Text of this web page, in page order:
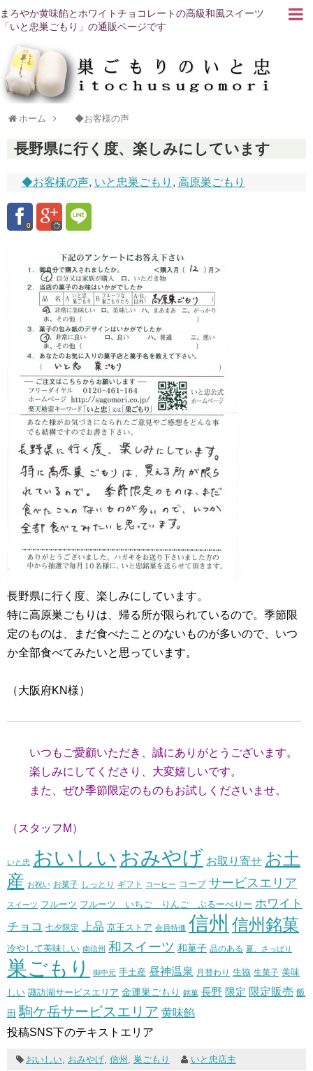
まろやか黄味餡とホワイトチョコレートの高級和風スイーツ
「いと忠巣ごもり」の通販ページです
ホーム ◆お客様の声
長野県に行く度、楽しみにしています
◆お客様の声, いと忠巣ごもり , 高原巣ごもり
0
長野県に行く度、楽しみにしています。
特に高原巣ごもりは、帰る所が限られているので。季節限
定のものは、まだ食べたことのないものが多いので、いつ
か全部食べてみたいと思っています。
（大阪府KN様）
いつもご愛顧いただき、誠にありがとうございます。
楽しみにしてくださり、大変嬉しいです。
また、ぜひ季節限定のものもお試しくださいませ。
（スタッフM）
いと忠 おいしい おみやげ お取り寄せ お土
産 お祝い お菓子 しっとり ギフト コーヒー コープ サービスエリア
スイーツ フルーツ フルーツ いちご りんご ぶるーべりー ホワイト
チョコ 七夕限定 上品 京王ストア 会員特価 信州 信州銘菓
冷やして美味しい 南信州 和スイーツ 和菓子 品のある 夏、さっぱり
巣ごもり 御中元 手土産 昼神温泉 月替わり 生協 生菓子 美味
しい 諏訪湖サービスエリア 金運巣ごもり 銘菓 長野 限定 限定販売 飯
田 駒ケ岳サービスエリア 黄味餡
投稿SNS下のテキストエリア
おいしい, おみやげ, 信州 巣ごもり いと忠店主